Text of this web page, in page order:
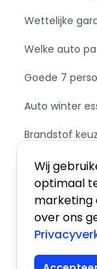
Wij
optimaal
marketing
over ons
Wettelijke
Welke auto
Goede 7
Auto winter
Brandstof
Schakel of